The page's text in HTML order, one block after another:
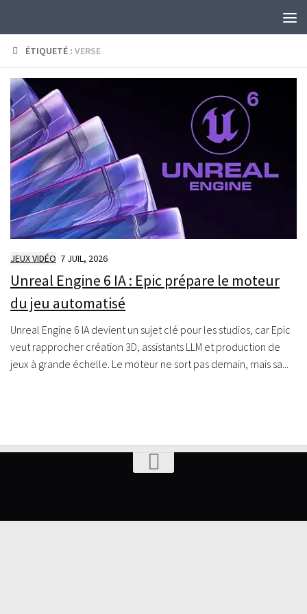
ÉTIQUETÉ : VERSE
JEUX VIDÉO 7 JUIL, 2026
Unreal Engine 6 IA : Epic prépare le moteur
du jeu automatisé
Unreal Engine 6 IA devient un sujet clé pour les studios, car Epic
veut rapprocher création 3D, assistants LLM et production de
jeux à grande échelle. Le moteur ne sort pas demain, mais sa...